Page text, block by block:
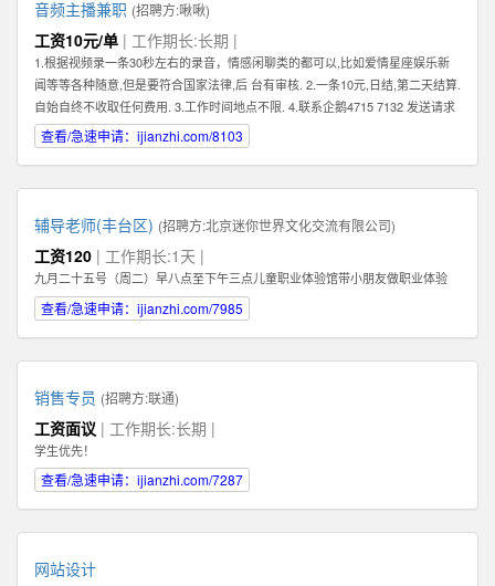
音频主播兼职 (招聘方:啾啾)
工资10元/单 | 工作期长:长期 |
1.根据视频录一条30秒左右的录音，情感闲聊类的都可以,比如爱情星座娱乐新
闻等等各种随意,但是要符合国家法律,后 台有审核. 2.一条10元,日结,第二天结算.
自始自终不收取任何费用. 3.工作时间地点不限. 4.联系企鹅4715 7132 发送请求
时,请备注录音采集兼职.
查看/急速申请：ijianzhi.com/8103
辅导老师(丰台区) (招聘方:北京迷你世界文化交流有限公司)
工资120 | 工作期长:1天 |
九月二十五号（周二）早八点至下午三点儿童职业体验馆带小朋友做职业体验
查看/急速申请：ijianzhi.com/7985
销售专员 (招聘方:联通)
工资面议 | 工作期长:长期 |
学生优先！
查看/急速申请：ijianzhi.com/7287
网站设计